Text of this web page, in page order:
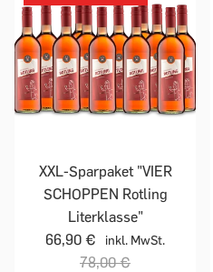
XXL-Sparpaket "VIER
SCHOPPEN Rotling
Literklasse"
66,90 €
inkl. MwSt.
78,00 €